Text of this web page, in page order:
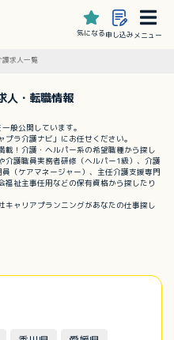
気になる申し込みメニュー
護求人一覧
人・転職情報
一般公開しています。
ラ介護ナビ」にお任せください。
載！介護・ヘルパー系の希望職種から探し
介護職員実務者研修（ヘルパー1級）、介護
（ケアマネージャー）、主任介護支援専門
福祉主事任用などの保有資格から探したり
キャリアプランニングがあなたの仕事探し